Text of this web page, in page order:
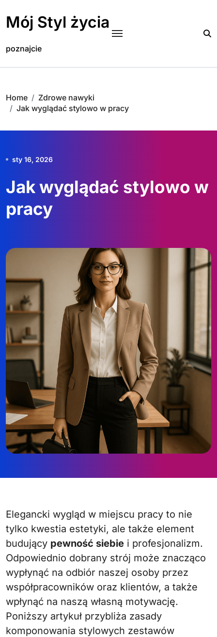
content
Mój Styl życia
poznajcie
Home
Zdrowe nawyki
Jak wyglądać stylowo w pracy
sty 16, 2026
Jak wyglądać stylowo w
pracy
Elegancki wygląd w miejscu pracy to nie
tylko kwestia estetyki, ale także element
budujący pewność siebie i profesjonalizm.
Odpowiednio dobrany strój może znacząco
wypłynąć na odbiór naszej osoby przez
współpracowników oraz klientów, a także
wpłynąć na naszą własną motywację.
Poniższy artykuł przybliża zasady
komponowania stylowych zestawów